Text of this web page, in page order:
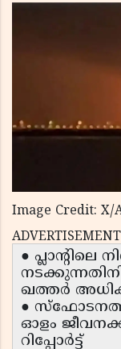
Image Credit: X/
ADVERTISEMENT
●
ഖത്തർ
●
ഓളം
റിപ്പോർട്ട്